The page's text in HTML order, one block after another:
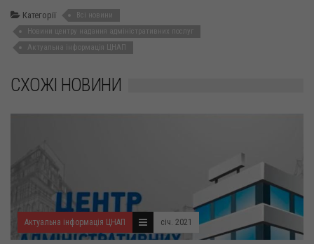
Категорії
Всі новини
Новини центру надання адміністративних послуг
Актуальна інформація ЦНАП
СХОЖІ НОВИНИ
Актуальна інформація ЦНАП січ. 2021